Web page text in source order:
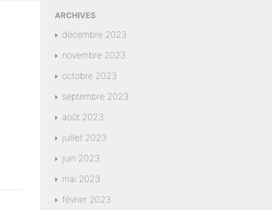
ARCHIVES
décembre 2023
novembre 2023
octobre 2023
septembre 2023
août 2023
juillet 2023
juin 2023
mai 2023
février 2023